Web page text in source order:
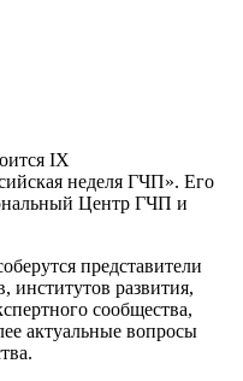
IX
неделя ГЧП». Его
Центр ГЧП и
представители
институтов развития,
сообщества,
актуальные вопросы